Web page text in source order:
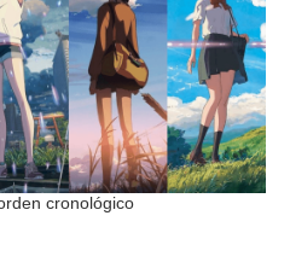
cronológico